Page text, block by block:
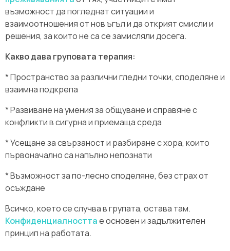
възможност да погледнат ситуации и
взаимоотношения от нов ъгъл и да открият смисли и
решения, за които не са се замисляли досега.
Какво дава груповата терапия:
* Пространство за различни гледни точки, споделяне и
взаимна подкрепа
* Развиване на умения за общуване и справяне с
конфликти в сигурна и приемаща среда
* Усещане за свързаност и разбиране с хора, които
първоначално са напълно непознати
* Възможност за по-лесно споделяне, без страх от
осъждане
Всичко, което се случва в групата, остава там.
Конфиденциалносттае основен и задължителен
принцип на работата.